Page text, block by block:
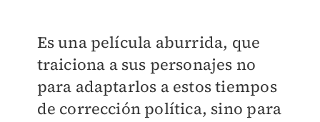
Es una película aburrida, que
traiciona a sus personajes no
para adaptarlos a estos tiempos
de corrección política, sino para